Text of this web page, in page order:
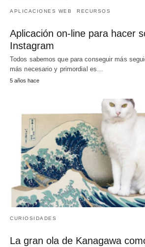
APLICACIONES WEB RECURSOS
Aplicación on-line para hacer
Instagram
Todos sabemos que para conseguir más
más necesario y primordial es…
5 años hace
CURIOSIDADES
La gran ola de Kanagawa